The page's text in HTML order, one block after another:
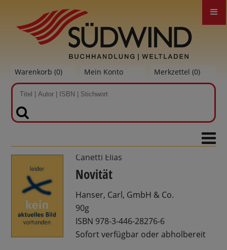
Warenkorb (0) Mein Konto Merkzettel (0)
Canetti Elias
Novität
Hanser, Carl, GmbH & Co.
90g
ISBN 978-3-446-28276-6
Sofort verfügbar oder abholbereit